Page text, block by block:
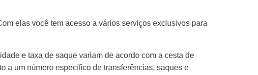
elas você tem acesso a vários serviços exclusivos para
e taxa de saque variam de acordo com a cesta de
a um número específico de transferências, saques e